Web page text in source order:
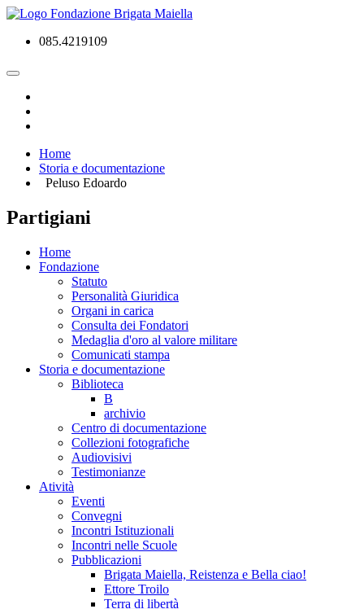
085.4219109
Home
Storia e documentazione
Peluso Edoardo
Partigiani
Home
Fondazione
Statuto
Personalità Giuridica
Organi in carica
Consulta dei Fondatori
Medaglia d'oro al valore militare
Comunicati stampa
Storia e documentazione
Biblioteca
B
archivio
Centro di documentazione
Collezioni fotografiche
Audiovisivi
Testimonianze
Atività
Eventi
Convegni
Incontri Istituzionali
Incontri nelle Scuole
Pubblicazioni
Brigata Maiella, Reistenza e Bella ciao!
Ettore Troilo
Terra di libertà